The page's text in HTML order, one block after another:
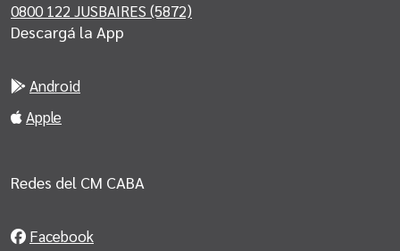
0800 122 JUSBAIRES (5872)
Descargá la App
Android
Apple
Redes del CM CABA
Facebook